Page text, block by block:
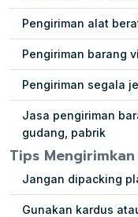
Pengiriman alat
Pengiriman barang
Pengiriman segala
Jasa pengiriman
gudang, pabrik
Tips
Jangan dipacking
Gunakan kardus